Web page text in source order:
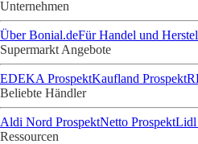
Unternehmen
Über Bonial.deFür Handel und
Supermarkt Angebote
EDEKA ProspektKaufland Prospekt
Beliebte Händler
Aldi Nord ProspektNetto ProspektLidl
Ressourcen